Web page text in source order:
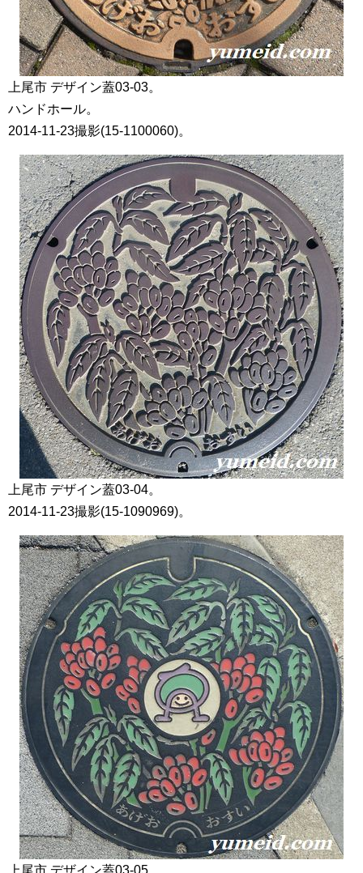
上尾市 デザイン蓋03-03。
ハンドホール。
2014-11-23撮影(15-1100060)。
上尾市 デザイン蓋03-04。
2014-11-23撮影(15-1090969)。
上尾市 デザイン蓋03-05。